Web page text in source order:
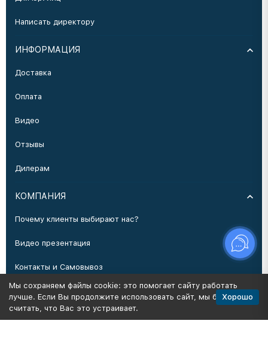
Написать директору
ИНФОРМАЦИЯ
Доставка
Оплата
Видео
Отзывы
Дилерам
КОМПАНИЯ
Почему клиенты выбирают нас?
Видео презентация
Контакты и Самовывоз
Производство
Мы сохраняем файлы cookie: это помогает сайту работать
лучше. Если Вы продолжите использовать сайт, мы будем
считать, что Вас это устраивает.
Хорошо